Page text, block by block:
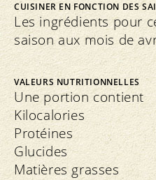
CUISINER EN FONCTION DES
Les ingrédients pour
saison aux mois de
VALEURS NUTRITIONNELLES
Une portion contient
Kilocalories
Protéines
Glucides
Matières grasses